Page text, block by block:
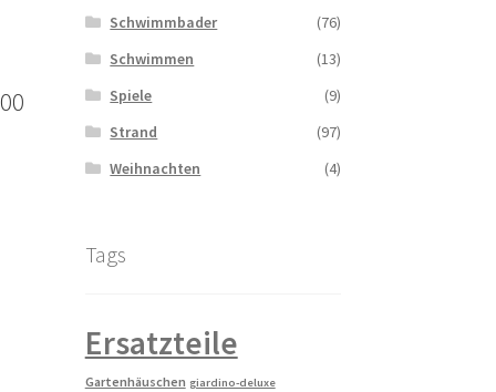
Schwimmbader
(76)
Schwimmen
(13)
Spiele
(9)
Strand
(97)
Weihnachten
(4)
Tags
Ersatzteile
Gartenhäuschen giardino-deluxe